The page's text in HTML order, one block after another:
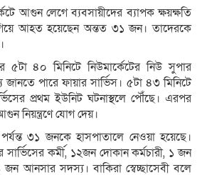
আগুন লেগে ব্যবসায়ীদের ব্যাপক ক্ষয়ক্ষতি
আহত হয়েছেন অন্তত ৩১ জন। তাদেরকে
৫টা ৪০ মিনিটে নিউমার্কেটের নিউ সুপার
পারে ফায়ার সার্ভিস। ৫টা ৪৩ মিনিটে
প্রথম ইউনিট ঘটনাস্থলে পৌঁছে। এরপর
নিয়ন্ত্রণে যোগ দেয়।
৩১ জনকে হাসপাতালে নেওয়া হয়েছে।
কর্মী, ১২জন দোকান কর্মচারী, ১ জন
আনসার সদস্য। বাকিরা স্বেচ্ছাসেবী বলে